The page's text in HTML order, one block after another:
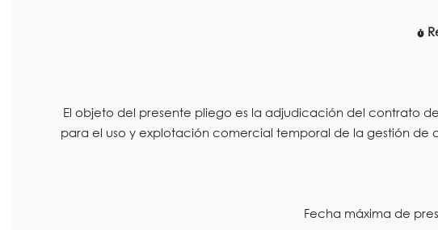
El objeto del presente pliego es la adjudicación del contrato
para el uso y explotación comercial temporal de la gestión de
Fecha máxima de